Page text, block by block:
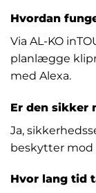
Hvordan
Via AL-KO
planlægge
med Alexa.
Er den sikker
Ja,
beskytter mod
Hvor lang tid